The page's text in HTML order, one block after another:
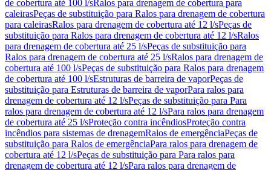
de cobertura até 100 l/sRalos para drenagem de cobertura para
caleirasPeças de substituição para Ralos para drenagem de cobertura
para caleirasRalos para drenagem de cobertura até 12 l/sPeças de
substituição para Ralos para drenagem de cobertura até 12 l/sRalos
para drenagem de cobertura até 25 l/sPeças de substituição para
Ralos para drenagem de cobertura até 25 l/sRalos para drenagem de
cobertura até 100 l/sPeças de substituição para Ralos para drenagem
de cobertura até 100 l/sEstruturas de barreira de vaporPeças de
substituição para Estruturas de barreira de vaporPara ralos para
drenagem de cobertura até 12 l/sPeças de substituição para Para
ralos para drenagem de cobertura até 12 l/sPara ralos para drenagem
de cobertura até 25 l/sProteção contra incêndiosProteção contra
incêndios para sistemas de drenagemRalos de emergênciaPeças de
substituição para Ralos de emergênciaPara ralos para drenagem de
cobertura até 12 l/sPeças de substituição para Para ralos para
drenagem de cobertura até 12 l/sPara ralos para drenagem de